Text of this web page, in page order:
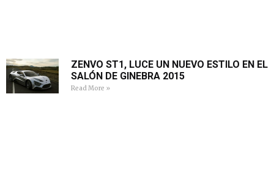
ZENVO ST1, LUCE UN NUEVO ESTILO EN EL
SALÓN DE GINEBRA 2015
Read More »